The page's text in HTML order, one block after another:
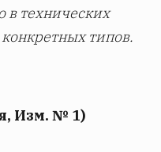
в технических
типов.
Изм. № 1)